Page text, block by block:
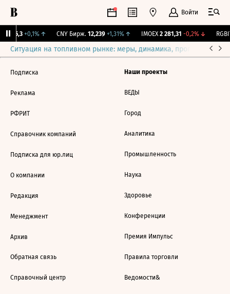
Войти
115,3 +0,1%↑ CNY Бирж. 12,239 +1,31%↑ IMOEX 2 281,31 -0,2%↓
Ситуация на топливном рынке: меры, динамика, прогнозы
Подписка
Реклама
РФРИТ
Справочник компаний
Подписка для юр.лиц
О компании
Редакция
Менеджмент
Архив
Обратная связь
Справочный центр
Наши проекты
ВЕДЫ
Город
Аналитика
Промышленность
Наука
Здоровье
Конференции
Премия Импульс
Правила торговли
Ведомости&